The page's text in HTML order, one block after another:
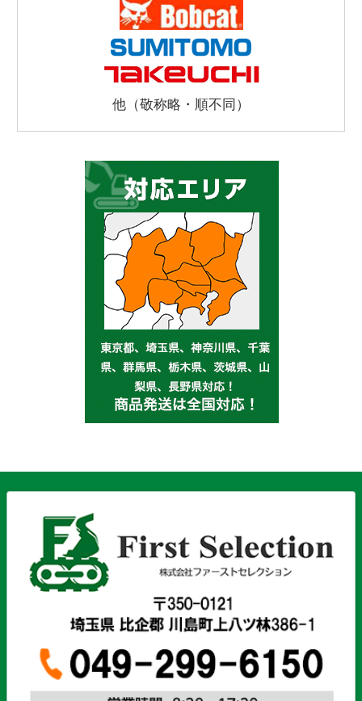
他（敬称略・順不同）